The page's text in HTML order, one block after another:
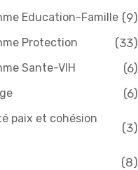
Education-Famille (9)
Protection (33)
Sante-VIH (6)
(6)
paix et cohésion
(3)
(8)